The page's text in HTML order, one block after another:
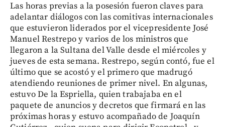
Las horas previas a la posesión fueron claves para
adelantar diálogos con las comitivas internacionales
que estuvieron liderados por el vicepresidente José
Manuel Restrepo y varios de los ministros que
llegaron a la Sultana del Valle desde el miércoles y
jueves de esta semana. Restrepo, según contó, fue el
último que se acostó y el primero que madrugó
atendiendo reuniones de primer nivel. En algunas,
estuvo De la Espriella, quien trabajaba en el
paquete de anuncios y decretos que firmará en las
próximas horas y estuvo acompañado de Joaquín